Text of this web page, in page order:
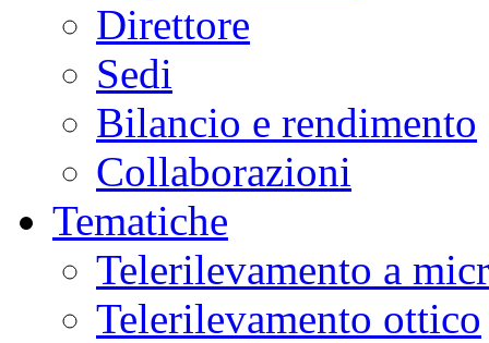
Direttore
Sedi
Bilancio e rendimento
Collaborazioni
Tematiche
Telerilevamento a
Telerilevamento ottico